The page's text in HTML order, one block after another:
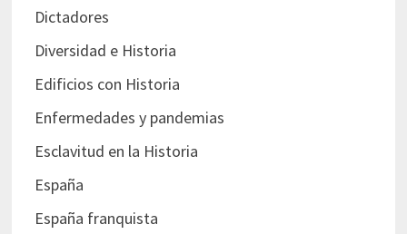
Dictadores
Diversidad e Historia
Edificios con Historia
Enfermedades y pandemias
Esclavitud en la Historia
España
España franquista